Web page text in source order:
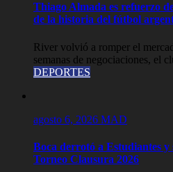
Thiago Almada es refuerzo
de la historia del fútbol
River volvió a romper el
semanas de negociaciones, el
DEPORTES
agosto 6, 2026 MAD
Boca derrotó a Estudiantes
Torneo Clausura 2026